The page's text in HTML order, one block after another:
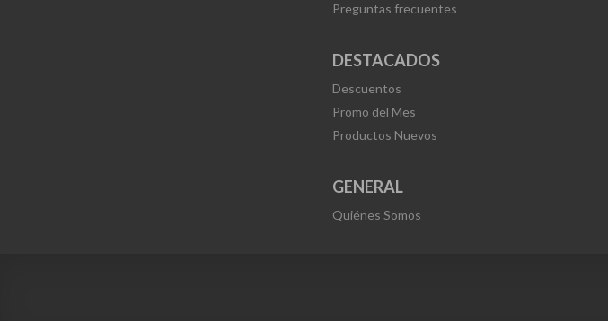
Preguntas frecuentes
DESTACADOS
Descuentos
Promo del Mes
Productos Nuevos
GENERAL
Quiénes Somos